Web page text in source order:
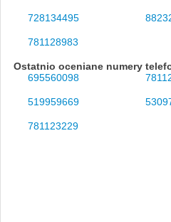
728134495
781128983
Ostatnio oceniane numery
695560098
519959669
781123229